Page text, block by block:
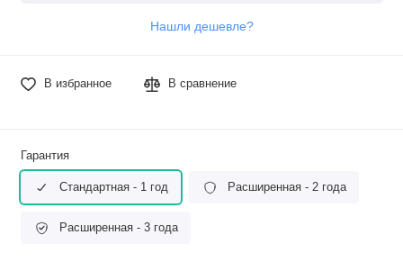
Нашли дешевле?
В избранное В сравнение
Гарантия
Стандартная - 1 год Расширенная - 2 года
Расширенная - 3 года